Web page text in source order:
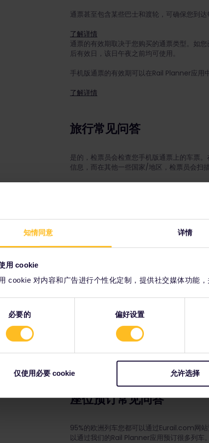
知情同意 详情
用 cookie
cookie 对内容和广告进行个性化定制，提供社交媒体功能，
必要的 偏好设置
仅使用必要 cookie 允许选择
通票甚至包含某些巴士和渡轮，可确保您到达
了解详情
通票的有效期取决于您购买的通票类型。如
后有效日，该日午夜之前均可使用。
手机版通票的有效期可以在Rail Planner应用
了解详情
旅行常见问答
是的，检票员会检查您手机版通票上的车票
信息，而在其他一些国家/地区，检票员会扫
我们每周会更新我们的网站和Rail Planner
的手机设置没有开启自动应用程序更新，请
一个旅行日是指您可使用Eurail欧铁通票搭
11:59（23:59）止。每个旅行日，您都可以
如果使用连续通票（例如1个月连续通票）
用弹性通票（例如1个月内的5天通票），则可
在使用我们的铁路通票旅行时，您是否遇到
是，有时列车会被取消或无法准时到达目的地。
为了补偿您因此次服务中断而造成的不便，
座位预订常见问答
95%的欧洲列车您都可以通过Eurail.com网
以通过我们的Rail Planner应用预订很多列车。